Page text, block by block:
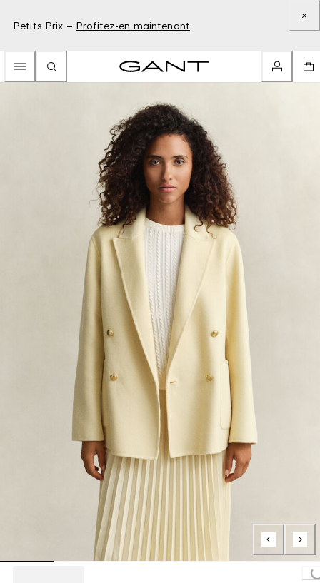
Petits Prix – Profitez-en maintenant